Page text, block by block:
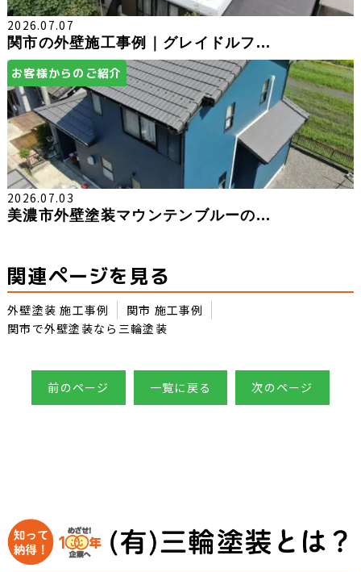
2026.07.07
関市の外壁施工事例｜グレイドルフ...
お客様からのご紹介
2026.07.03
美濃市外壁塗装マウンテンブルーの...
関連ページを見る
外壁塗装 施工事例
関市 施工事例
関市で外壁塗装なら三輪塗装
前のページ 一覧に戻る 次のページ